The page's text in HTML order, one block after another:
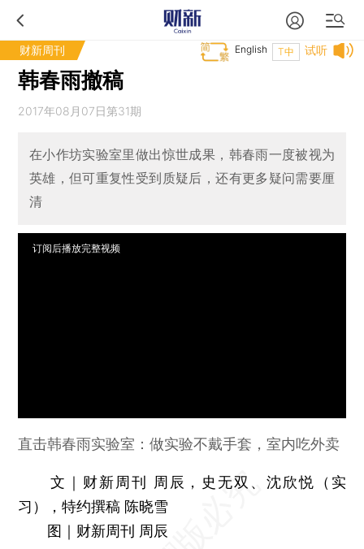
财新周刊 试听
T中
English
韩春雨撤稿
2017年08月07日第31期
在小作坊实验室里做出惊世成果，韩春雨一度被视为
英雄，但可重复性受到质疑后，还有更多疑问需要厘
清
订阅后播放完整视频
直击韩春雨实验室：做实验不戴手套，室内吃外卖
文｜财新周刊 周辰，史无双、沈欣悦（实
习），特约撰稿 陈晓雪
图｜财新周刊 周辰